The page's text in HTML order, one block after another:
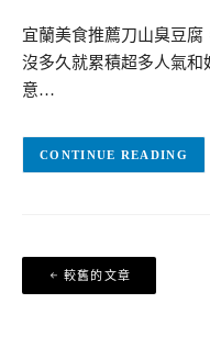
宜蘭美食推薦刀山臭豆
沒多久就累積超多人氣和
意…
CONTINUE READING
文
章
較舊的文章